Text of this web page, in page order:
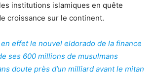
institutions islamiques en quête
croissance sur le continent.
en effet le nouvel eldorado de la finance
ses 600 millions de musulmans
doute près d’un milliard avant le mitan